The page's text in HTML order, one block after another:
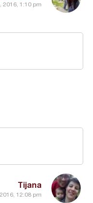
2016, 1:10 pm
Tijana
12:08 pm